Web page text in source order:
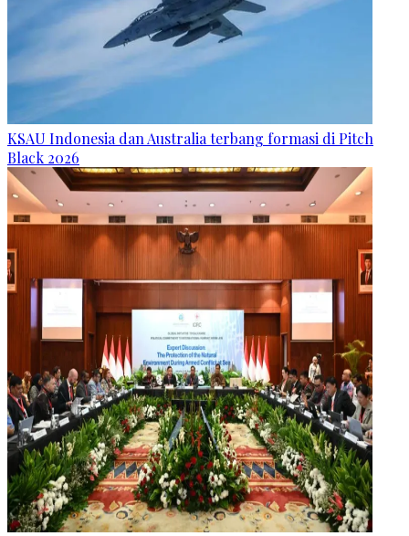
KSAU Indonesia dan Australia terbang formasi di Pitch
Black 2026